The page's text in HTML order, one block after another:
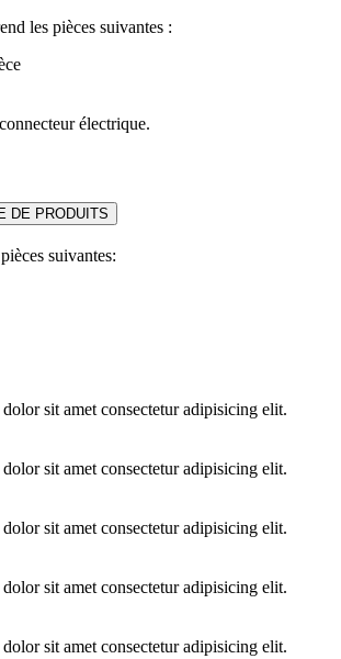
les pièces suivantes :
électrique.
DE PRODUITS
suivantes:
sit amet consectetur adipisicing elit.
sit amet consectetur adipisicing elit.
sit amet consectetur adipisicing elit.
sit amet consectetur adipisicing elit.
sit amet consectetur adipisicing elit.